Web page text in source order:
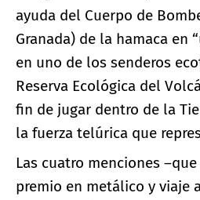
ayuda del Cuerpo de
Granada) de la hamaca en
en uno de los senderos
Reserva Ecológica del
fin de jugar dentro de la
la fuerza telúrica que
Las cuatro menciones
premio en metálico y viaje